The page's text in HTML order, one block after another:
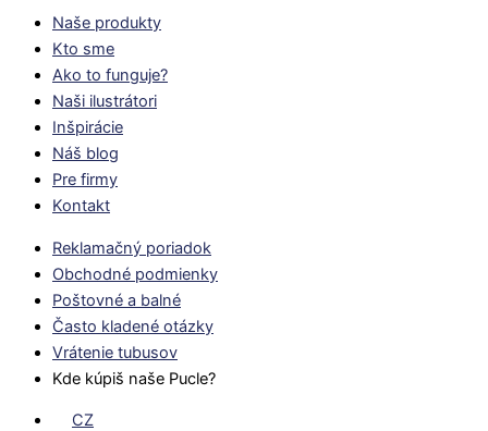
Naše produkty
Kto sme
Ako to funguje?
Naši ilustrátori
Inšpirácie
Náš blog
Pre firmy
Kontakt
Reklamačný poriadok
Obchodné podmienky
Poštovné a balné
Často kladené otázky
Vrátenie tubusov
Kde kúpiš naše Pucle?
CZ